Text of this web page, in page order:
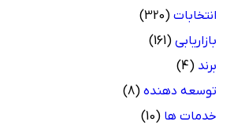
انتخابات (320)
بازاریابی (161)
(4)
توسعه دهنده (8)
خدمات ها (10)